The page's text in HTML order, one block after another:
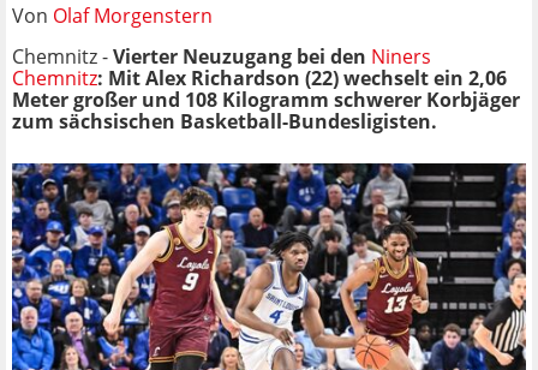
Von Olaf Morgenstern
Chemnitz -Vierter Neuzugang bei den Niners
Chemnitz: Mit Alex Richardson (22) wechselt ein 2,06
Meter großer und 108 Kilogramm schwerer Korbjäger
zum sächsischen Basketball-Bundesligisten.